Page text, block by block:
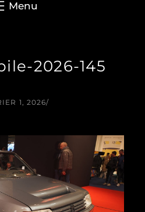
2026-145
1, 2026/